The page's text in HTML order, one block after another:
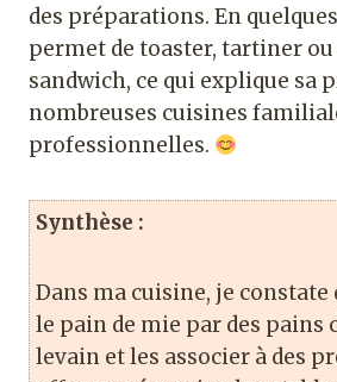
des préparations. En
permet de toaster, tartiner
sandwich, ce qui explique sa
nombreuses cuisines
professionnelles.
Synthèse :
Dans ma cuisine, je
le pain de mie par des pains
levain et les associer à des